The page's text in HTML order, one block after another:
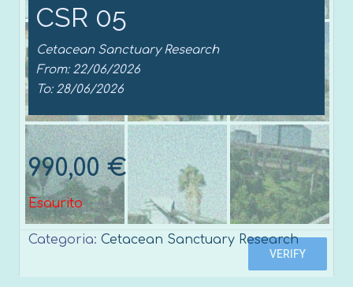
CSR 05
Cetacean Sanctuary Research
From: 22/06/2026
To: 28/06/2026
990,00€
Esaurito
Categoria: Cetacean Sanctuary Research